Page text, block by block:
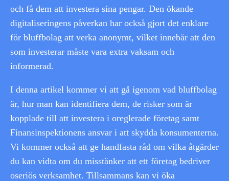
och få dem att investera sina pengar. Den ökande
digitaliseringens påverkan har också gjort det enklare
för bluffbolag att verka anonymt, vilket innebär att den
som investerar måste vara extra vaksam och
informerad.
I denna artikel kommer vi att gå igenom vad bluffbolag
är, hur man kan identifiera dem, de risker som är
kopplade till att investera i oreglerade företag samt
Finansinspektionens ansvar i att skydda konsumenterna.
Vi kommer också att ge handfasta råd om vilka åtgärder
du kan vidta om du misstänker att ett företag bedriver
oseriös verksamhet. Tillsammans kan vi öka